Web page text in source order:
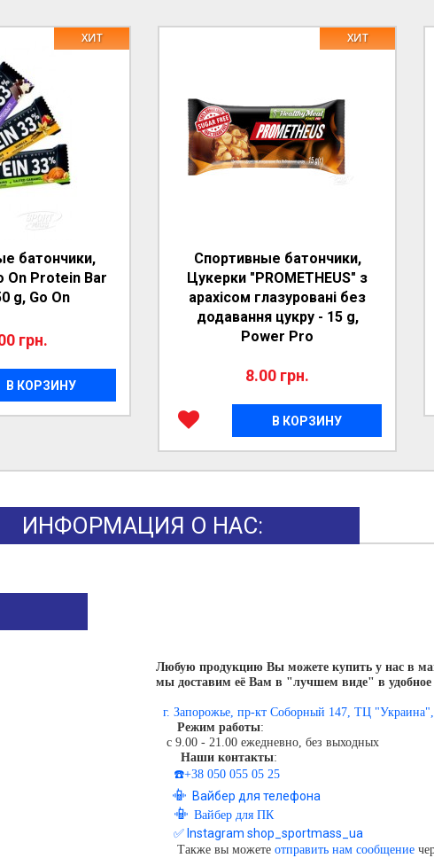
батончики,
On Protein Bar
g, Go On
ХИТ
грн.
В КОРЗИНУ
Спортивные батончики,
Цукерки "PROMETHEUS" з
арахісом глазуровані без
додавання цукру - 15 g,
Power Pro
ХИТ
8.00 грн.
В КОРЗИНУ
ИНФОРМАЦИЯ О НАС:
Любую продукцию Вы можете купить у нас в
мы доставим её Вам в "лучшем виде" в
г. Запорожье, пр-кт Соборный 147, ТЦ
Режим работы:
с 9.00 - 21.00 ежедневно, без выходных
Наши контакты:
☎️+38 050 055 05 25
📳 Вайбер для телефона
📳 Вайбер для ПК
✅ Instagram shop_sportmass_ua
Также вы можете отправить нам сообщение